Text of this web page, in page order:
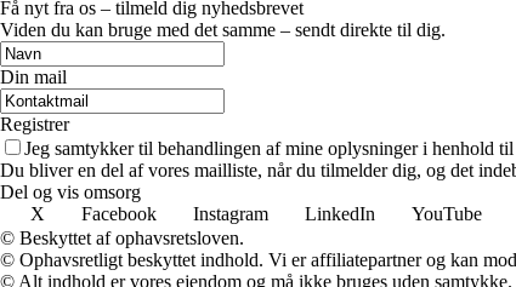
Få nyt fra os – tilmeld dig nyhedsbrevet
Viden du kan bruge med det samme – sendt direkte til dig.
Din mail
Registrer
Jeg samtykker til behandlingen af mine oplysninger i henhold
Du bliver en del af vores mailliste, når du tilmelder dig, og det
Del og vis omsorg
X
Facebook Instagram LinkedIn YouTube
© Beskyttet af ophavsretsloven.
© Ophavsretligt beskyttet indhold. Vi er affiliatepartner og kan
© Alt indhold er vores ejendom og må ikke bruges uden